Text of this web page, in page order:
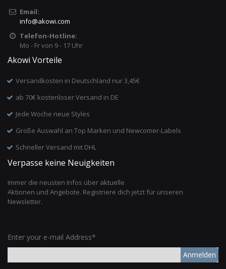
Email:
info@akowi.com
Telefon-Hotline:
Mo - Fr von 9 - 17 Uhr
Akowi Vorteile
Versandkosten in Deutschland nur 3,45€
ab 70€ kostenloser Versand in DE
Jede Woche neue Styles
Große Auswahl an Top Marken und Newcomer-Labels
Schneller Versand mit DHL
Verpasse keine Neuigkeiten
Immer die neusten Infos über aktuelle
Aktionen und Angebote. Registriere dich jetzt für unseren
Newsletter.
Enter your e-mail Address*
Anmelden